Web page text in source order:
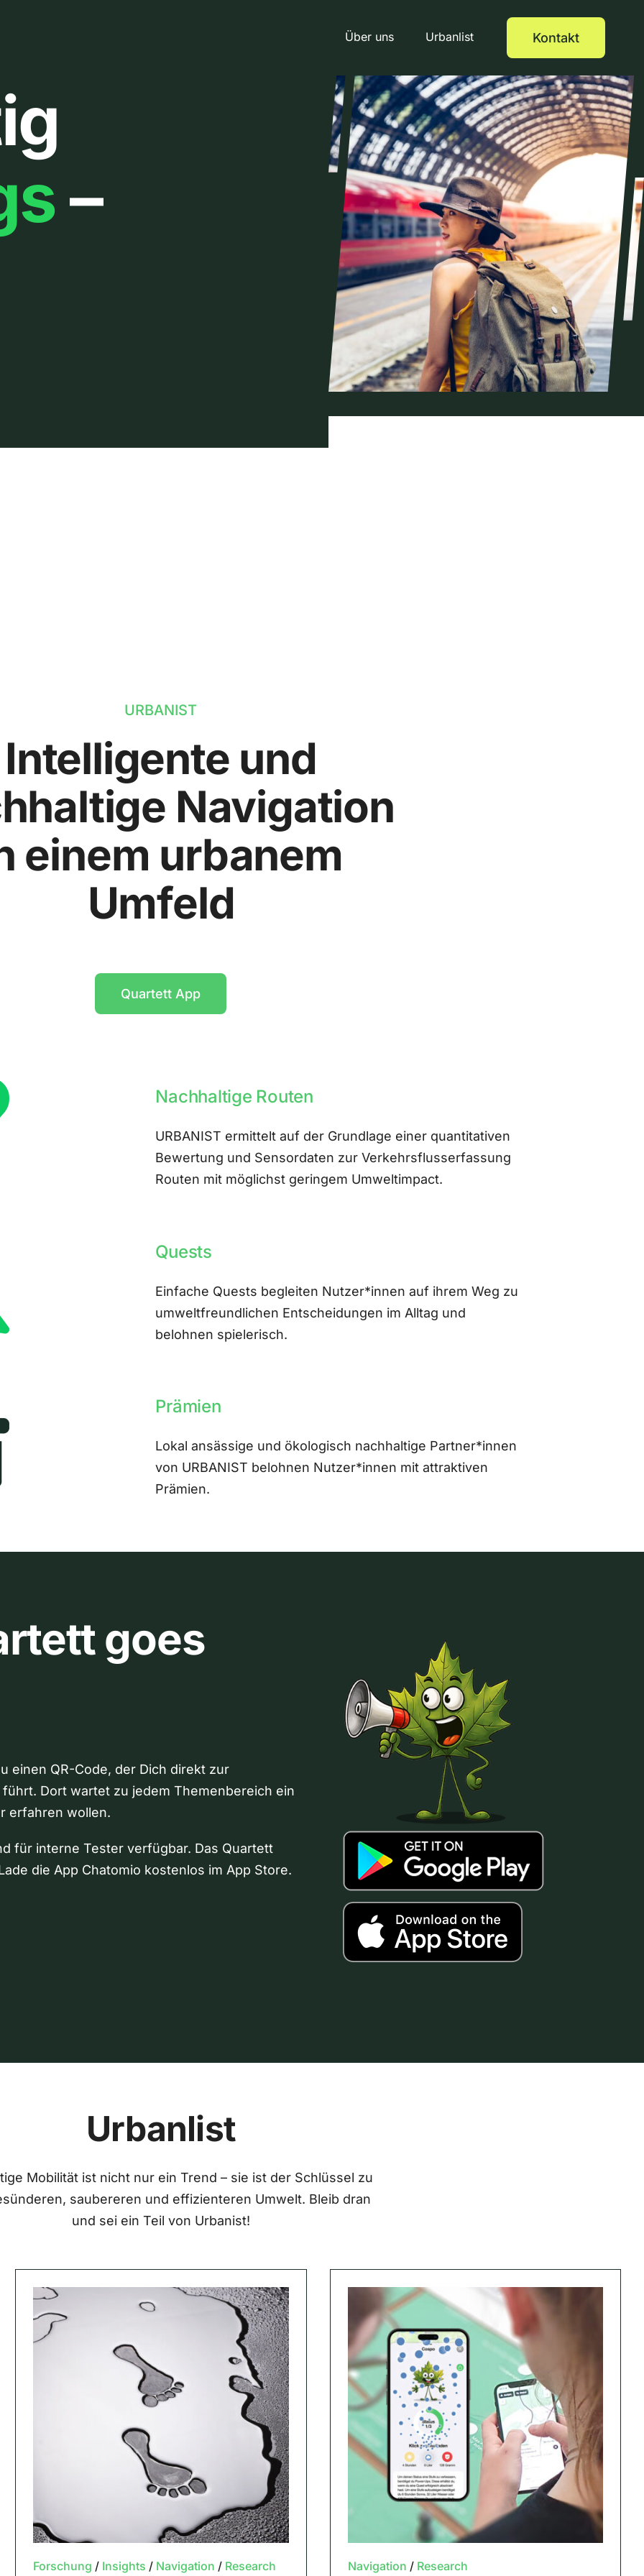
Über uns Urbanlist Kontakt
–
URBANIST
Intelligente und
Navigation
einem urbanem
Umfeld
Quartett App
Nachhaltige Routen
URBANIST ermittelt auf der Grundlage einer quantitativen
Bewertung und Sensordaten zur Verkehrsflusserfassung
Routen mit möglichst geringem Umweltimpact.
Quests
Einfache Quests begleiten Nutzer*innen auf ihrem Weg zu
umweltfreundlichen Entscheidungen im Alltag und
belohnen spielerisch.
Prämien
Lokal ansässige und ökologisch nachhaltige Partner*innen
von URBANIST belohnen Nutzer*innen mit attraktiven
Prämien.
goes
einen QR-Code, der Dich direkt zur
Dort wartet zu jedem Themenbereich ein
erfahren wollen.
für interne Tester verfügbar. Das Quartett
die App Chatomio kostenlos im App Store.
Urbanlist
Mobilität ist nicht nur ein Trend – sie ist der Schlüssel zu
saubereren und effizienteren Umwelt. Bleib dran
und sei ein Teil von Urbanist!
Forschung / Insights / Navigation / Research Navigation / Research